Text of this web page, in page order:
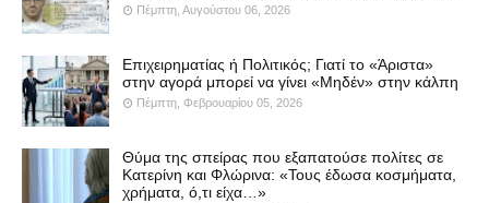
Πέμπτη, Αυγούστου 06, 2026
Επιχειρηματίας ή Πολιτικός; Γιατί το «Άριστα»
στην αγορά μπορεί να γίνει «Μηδέν» στην κάλπη
Πέμπτη, Φεβρουαρίου 05, 2026
Θύμα της σπείρας που εξαπατούσε πολίτες σε
Κατερίνη και Φλώρινα: «Τους έδωσα κοσμήματα,
χρήματα, ό,τι είχα…»